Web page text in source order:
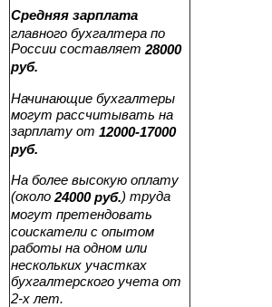
Средняя зарплата
главного бухгалтера по
России составляет 28000
руб.
Начинающие бухгалтеры
могут рассчитывать на
зарплату от 12000-17000
руб.
На более высокую оплату
(около 24000 руб.) труда
могут претендовать
соискатели с опытом
работы на одном или
нескольких участках
бухгалтерского учета от
2-х лет.